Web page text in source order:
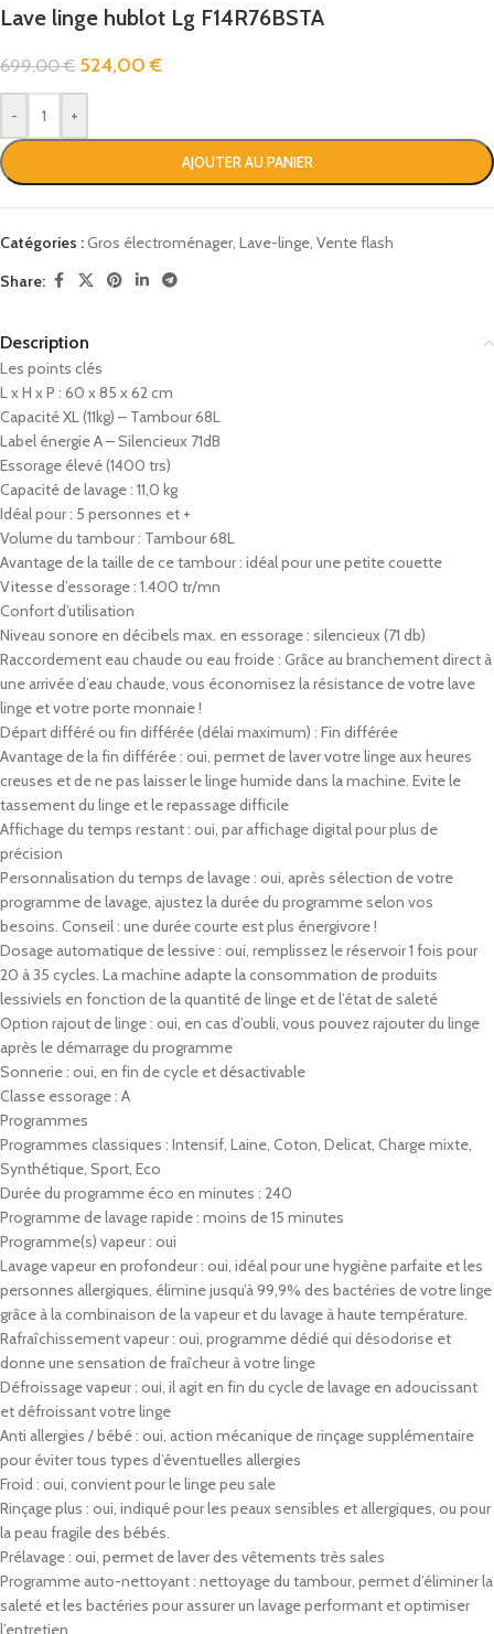
Lave linge hublot Lg F14R76BSTA
699,00€ 524,00€
- +
AJOUTER AU PANIER
Catégories :Gros électroménager, Lave-linge, Vente flash
Share:
Description
Les points clés
L x H x P : 60 x 85 x 62 cm
Capacité XL (11kg) – Tambour 68L
Label énergie A – Silencieux 71dB
Essorage élevé (1400 trs)
Capacité de lavage : 11,0 kg
Idéal pour : 5 personnes et +
Volume du tambour : Tambour 68L
Avantage de la taille de ce tambour : idéal pour une petite couette
Vitesse d’essorage : 1.400 tr/mn
Confort d’utilisation
Niveau sonore en décibels max. en essorage : silencieux (71 db)
Raccordement eau chaude ou eau froide : Grâce au branchement direct à
une arrivée d’eau chaude, vous économisez la résistance de votre lave
linge et votre porte monnaie !
Départ différé ou fin différée (délai maximum) : Fin différée
Avantage de la fin différée : oui, permet de laver votre linge aux heures
creuses et de ne pas laisser le linge humide dans la machine. Evite le
tassement du linge et le repassage difficile
Affichage du temps restant : oui, par affichage digital pour plus de
précision
Personnalisation du temps de lavage : oui, après sélection de votre
programme de lavage, ajustez la durée du programme selon vos
besoins. Conseil : une durée courte est plus énergivore !
Dosage automatique de lessive : oui, remplissez le réservoir 1 fois pour
20 à 35 cycles. La machine adapte la consommation de produits
lessiviels en fonction de la quantité de linge et de l’état de saleté
Option rajout de linge : oui, en cas d’oubli, vous pouvez rajouter du linge
après le démarrage du programme
Sonnerie : oui, en fin de cycle et désactivable
Classe essorage : A
Programmes
Programmes classiques : Intensif, Laine, Coton, Delicat, Charge mixte,
Synthétique, Sport, Eco
Durée du programme éco en minutes : 240
Programme de lavage rapide : moins de 15 minutes
Programme(s) vapeur : oui
Lavage vapeur en profondeur : oui, idéal pour une hygiène parfaite et les
personnes allergiques, élimine jusqu’à 99,9% des bactéries de votre linge
grâce à la combinaison de la vapeur et du lavage à haute température.
Rafraîchissement vapeur : oui, programme dédié qui désodorise et
donne une sensation de fraîcheur à votre linge
Défroissage vapeur : oui, il agit en fin du cycle de lavage en adoucissant
et défroissant votre linge
Anti allergies / bébé : oui, action mécanique de rinçage supplémentaire
pour éviter tous types d’éventuelles allergies
Froid : oui, convient pour le linge peu sale
Rinçage plus : oui, indiqué pour les peaux sensibles et allergiques, ou pour
la peau fragile des bébés.
Prélavage : oui, permet de laver des vêtements très sales
Programme auto-nettoyant : nettoyage du tambour, permet d’éliminer la
saleté et les bactéries pour assurer un lavage performant et optimiser
l’entretien